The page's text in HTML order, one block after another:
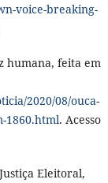
voice-breaking-
humana, feita em
2020/08/ouca-
1860.html. Acesso
Eleitoral,